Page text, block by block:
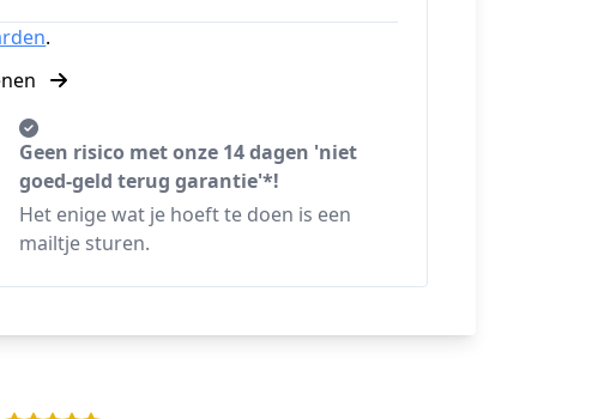
.
Geen risico met onze 14 dagen 'niet
goed-geld terug garantie'*!
Het enige wat je hoeft te doen is een
mailtje sturen.